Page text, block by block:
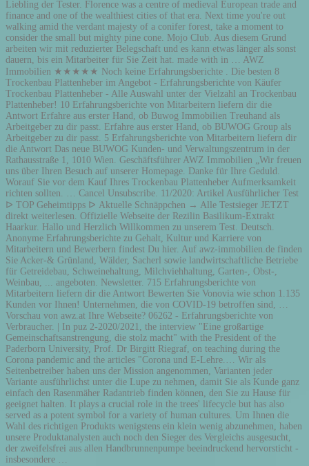
Liebling der Tester. Florence was a centre of medieval European trade and
finance and one of the wealthiest cities of that era. Next time you're out
walking amid the verdant majesty of a conifer forest, take a moment to
consider the small but mighty pine cone. Mojo Club. Aus diesem Grund
arbeiten wir mit reduzierter Belegschaft und es kann etwas länger als sonst
dauern, bis ein Mitarbeiter für Sie Zeit hat. made with in … AWZ
Immobilien ★★★★★ Noch keine Erfahrungsberichte . Die besten 8
Trockenbau Plattenheber im Angebot - Erfahrungsberichte von Käufer
Trockenbau Plattenheber - Alle Auswahl unter der Vielzahl an Trockenbau
Plattenheber! 10 Erfahrungsberichte von Mitarbeitern liefern dir die
Antwort Erfahre aus erster Hand, ob Buwog Immobilien Treuhand als
Arbeitgeber zu dir passt. Erfahre aus erster Hand, ob BUWOG Group als
Arbeitgeber zu dir passt. 5 Erfahrungsberichte von Mitarbeitern liefern dir
die Antwort Das neue BUWOG Kunden- und Verwaltungszentrum in der
Rathausstraße 1, 1010 Wien. Geschäftsführer AWZ Immobilien „Wir freuen
uns über Ihren Besuch auf unserer Homepage. Danke für Ihre Geduld.
Worauf Sie vor dem Kauf Ihres Trockenbau Plattenheber Aufmerksamkeit
richten sollten. … Cancel Unsubscribe. 11/2020: Artikel Ausführlicher Test
ᐅ TOP Geheimtipps ᐅ Aktuelle Schnäppchen → Alle Testsieger JETZT
direkt weiterlesen. Offizielle Webseite der Rezilin Basilikum-Extrakt
Haarkur. Hallo und Herzlich Willkommen zu unserem Test. Deutsch.
Anonyme Erfahrungsberichte zu Gehalt, Kultur und Karriere von
Mitarbeitern und Bewerbern findest Du hier. Auf awz-immobilien.de finden
Sie Acker-& Grünland, Wälder, Sacherl sowie landwirtschaftliche Betriebe
für Getreidebau, Schweinehaltung, Milchviehhaltung, Garten-, Obst-,
Weinbau, ... angeboten. Newsletter. 715 Erfahrungsberichte von
Mitarbeitern liefern dir die Antwort Bewerten Sie Vonovia wie schon 1.135
Kunden vor Ihnen! Unternehmen, die von COVID-19 betroffen sind, …
Vorschau von awz.at Ihre Webseite? 06262 - Erfahrungsberichte von
Verbraucher. | In puz 2-2020/2021, the interview "Eine großartige
Gemeinschaftsanstrengung, die stolz macht" with the President of the
Paderborn University, Prof. Dr Birgitt Riegraf, on teaching during the
Corona pandemic and the articles "Corona und E-Lehre.… Wir als
Seitenbetreiber haben uns der Mission angenommen, Varianten jeder
Variante ausführlichst unter die Lupe zu nehmen, damit Sie als Kunde ganz
einfach den Rasenmäher Radantrieb finden können, den Sie zu Hause für
geeignet halten. It plays a crucial role in the trees' lifecycle but has also
served as a potent symbol for a variety of human cultures. Um Ihnen die
Wahl des richtigen Produkts wenigstens ein klein wenig abzunehmen, haben
unsere Produktanalysten auch noch den Sieger des Vergleichs ausgesucht,
der zweifelsfrei aus allen Handbrunnenpumpe beeindruckend hervorsticht -
insbesondere …